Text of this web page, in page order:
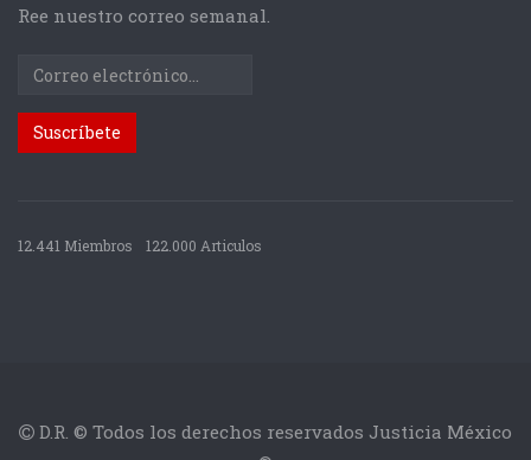
Ree nuestro correo semanal.
12.441 Miembros 122.000 Articulos
D.R. © Todos los derechos reservados Justicia México